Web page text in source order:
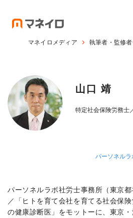
マネイロメディア 執筆者・監修
山口 靖
特定社会保険労務士
パーソネルラボ社労士事務所（東京都
／「ヒトを育て会社を育てる社会保
の健康診断医」をモットーに、東京
パーソネル